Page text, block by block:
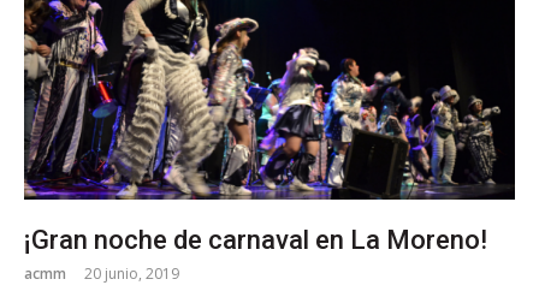
¡Gran noche de carnaval en La Moreno!
acmm 20 junio, 2019